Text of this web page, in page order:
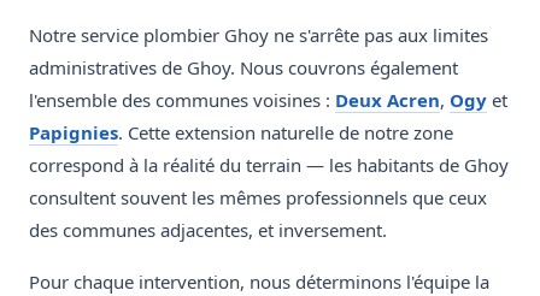
Notre service plombier Ghoy ne s'arrête pas aux limites
administratives de Ghoy. Nous couvrons également
l'ensemble des communes voisines : Deux Acren, Ogy et
Papignies. Cette extension naturelle de notre zone
correspond à la réalité du terrain — les habitants de Ghoy
consultent souvent les mêmes professionnels que ceux
des communes adjacentes, et inversement.
Pour chaque intervention, nous déterminons l'équipe la